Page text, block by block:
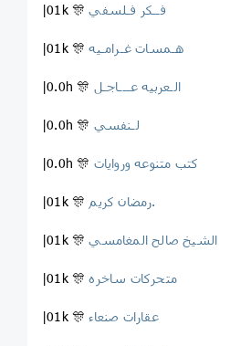
|01k 🎊فــكر فـلسفي
|01k 🎊
|0.0h 🎊 الـعربيه عـــاجـل
|0.0h 🎊 لـنفسي
|0.0h 🎊 كتب متنوعه وروايات
|01k 🎊 رمضان كريم.
|01k 🎊الشيخ صالح المغامسي
|01k 🎊متحركات ساخره
|01k 🎊عقارات صنعاء